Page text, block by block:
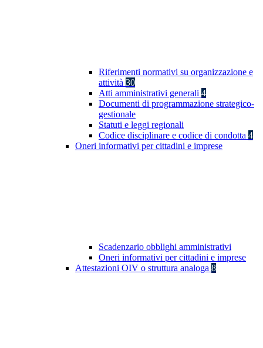
Riferimenti normativi su organizzazione e
attività 30
Atti amministrativi generali 4
Documenti di programmazione strategico-
gestionale
Statuti e leggi regionali
Codice disciplinare e codice di condotta 4
Oneri informativi per cittadini e imprese
Scadenzario obblighi amministrativi
Oneri informativi per cittadini e imprese
Attestazioni OIV o struttura analoga 8